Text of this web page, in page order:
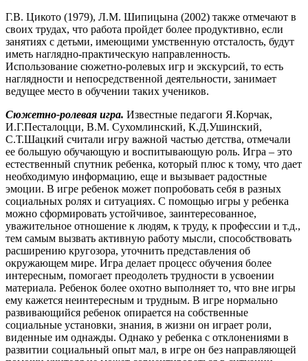
Г.В. Цикото (1979), Л.М. Шипицына (2002) также отмечают в
своих трудах, что работа пройдет более продуктивно, если
занятиях с детьми, имеющими умственную отсталость, будут
иметь наглядно-практическую направленность.
Использование сюжетно-ролевых игр и экскурсий, то есть
наглядности и непосредственной деятельности, занимает
ведущее место в обучении таких учеников.
Сюжетно-ролевая игра. Известные педагоги Я.Корчак,
И.Г.Песталоцци, В.М. Сухомлинский, К.Д.Ушинский,
С.Т.Шацкий считали игру важной частью детства, отмечали
ее большую обучающую и воспитывающую роль. Игра – это
естественный спутник ребенка, который плюс к тому, что дает
необходимую информацию, еще и вызывает радостные
эмоции. В игре ребенок может попробовать себя в разных
социальных ролях и ситуациях. С помощью игры у ребенка
можно сформировать устойчивое, заинтересованное,
уважительное отношение к людям, к труду, к профессии и т.д.,
тем самым вызвать активную работу мысли, способствовать
расширению кругозора, уточнить представления об
окружающем мире. Игра делает процесс обучения более
интересным, помогает преодолеть трудности в усвоении
материала. Ребенок более охотно выполняет то, что вне игры
ему кажется неинтересным и трудным. В игре нормально
развивающийся ребенок опирается на собственные
социальные установки, знания, в жизни он играет роли,
виденные им однажды. Однако у ребенка с отклонениями в
развитии социальный опыт мал, в игре он без направляющей